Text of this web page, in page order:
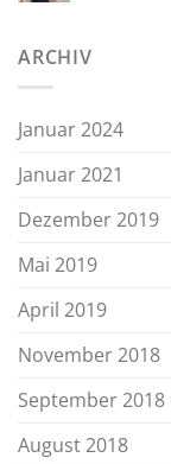
ARCHIV
Januar 2024
Januar 2021
Dezember 2019
Mai 2019
April 2019
November 2018
September 2018
August 2018